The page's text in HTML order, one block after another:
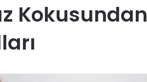
Kokusundan